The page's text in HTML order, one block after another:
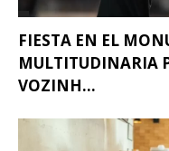
FIESTA EN EL
MULTITUDINARIA
VOZINH...